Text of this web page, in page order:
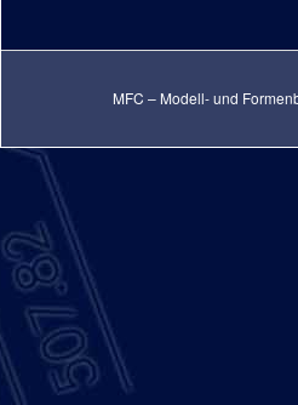
MFC – Modell- und